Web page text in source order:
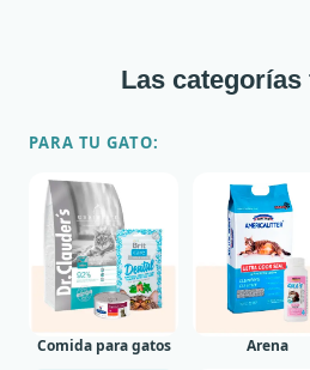
Las
PARA TU GATO:
Comida para gatos Arena